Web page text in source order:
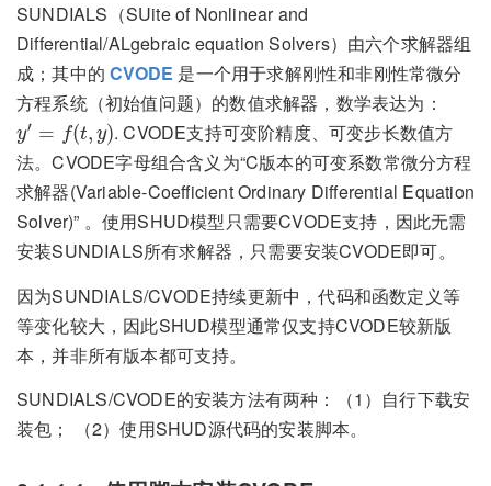
SUNDIALS（SUite of Nonlinear and
Differential/ALgebraic equation Solvers）由六个求解器组
成；其中的CVODE 是一个用于求解刚性和非刚性常微分
方程系统（初始值问题）的数值求解器，数学表达为：
y′ = f(t, y)
y′= y)
. CVODE支持可变阶精度、可变步长数值方
法。CVODE字母组合含义为“C版本的可变系数常微分方程
求解器(Variable-Coefficient Ordinary Differential Equation
Solver)” 。使用SHUD模型只需要CVODE支持，因此无需
安装SUNDIALS所有求解器，只需要安装CVODE即可。
因为SUNDIALS/CVODE持续更新中，代码和函数定义等
等变化较大，因此SHUD模型通常仅支持CVODE较新版
本，并非所有版本都可支持。
SUNDIALS/CVODE的安装方法有两种：（1）自行下载安
装包； （2）使用SHUD源代码的安装脚本。